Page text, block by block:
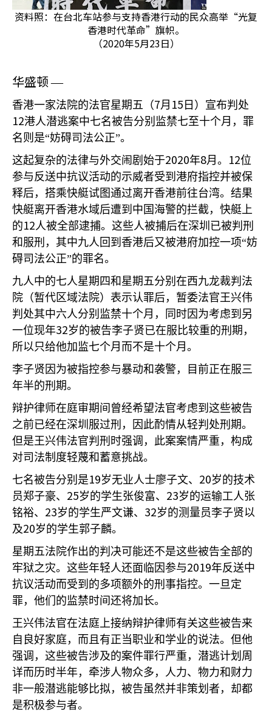
资料照：在台北车站参与支持香港行动的民众高举“光复
香港时代革命”旗帜。
（2020年5月23日）
华盛顿 —
香港一家法院的法官星期五（7月 15 日）宣布判处
12港人潜逃案中七名被告分别监禁七至十个月，罪
名则是“妨碍司法公正”。
这起复杂的法律与外交闹剧始于2020年8月。 12位
参与反送中抗议活动的示威者受到港府指控并被保
释后，搭乘快艇试图通过离开香港前往台湾。结果
快艇离开香港水域后遭到中国海警的拦截，快艇上
的12人被全部逮捕。这些人被捕后在深圳已被判刑
和服刑，其中九人回到香港后又被港府加控一项“妨
碍司法公正”的罪名。
九人中的七人星期四和星期五分别在西九龙裁判法
院（暂代区域法院）表示认罪后，暂委法官王兴伟
判处其中六人分别监禁十个月，同时因为考虑到另
一位现年32岁的被告李子贤已在服比较重的刑期，
所以只给他加监七个月而不是十个月。
李子贤因为被指控参与暴动和袭警，目前正在服三
年半的刑期。
辩护律师在庭审期间曾经希望法官考虑到这些被告
之前已经在深圳服过刑，因此酌情从轻判处刑期。
但是王兴伟法官判刑时强调，此案案情严重，构成
对司法制度轻蔑和蓄意挑战。
七名被告分别是19岁无业人士廖子文、 20岁的技术
员郑子豪、 25岁的学生张俊富、 23岁的运输工人张
铭裕、 23岁的学生严文谦、 32岁的测量员李子贤以
及20岁的学生郭子麟。
星期五法院作出的判决可能还不是这些被告全部的
牢狱之灾。这些年轻人还面临因参与2019年反送中
抗议活动而受到的多项额外的刑事指控。一旦定
罪，他们的监禁时间还将加长。
王兴伟法官在法庭上接纳辩护律师有关这些被告来
自良好家庭，而且有正当职业和学业的说法。但他
强调，这些被告涉及的案件罪行严重，潜逃计划周
详而历时半年，牵涉人物众多，人力、物力和财力
非一般潜逃能够比拟，被告虽然并非策划者，却都
是积极参与者。